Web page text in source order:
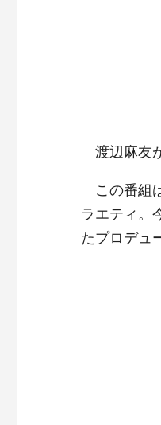
渡辺麻友
この番組
ラエティ。
たプロデュ